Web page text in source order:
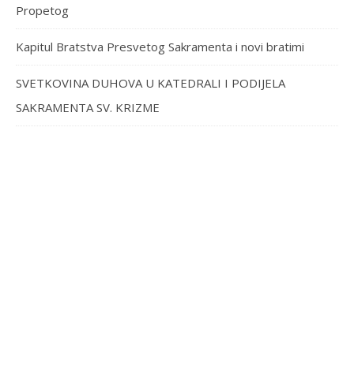
Propetog
Kapitul Bratstva Presvetog Sakramenta i novi bratimi
SVETKOVINA DUHOVA U KATEDRALI I PODIJELA
SAKRAMENTA SV. KRIZME